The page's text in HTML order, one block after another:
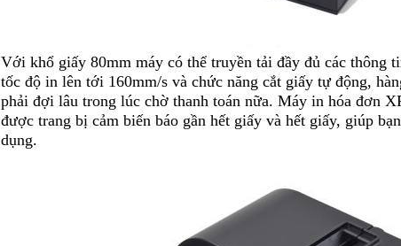
Với khổ giấy 80mm máy có thể truyền tải đầy đủ các thông
tốc độ in lên tới 160mm/s và chức năng cắt giấy tự động,
phải đợi lâu trong lúc chờ thanh toán nữa. Máy in hóa đơn
được trang bị cảm biến báo gần hết giấy và hết giấy, giúp
dụng.